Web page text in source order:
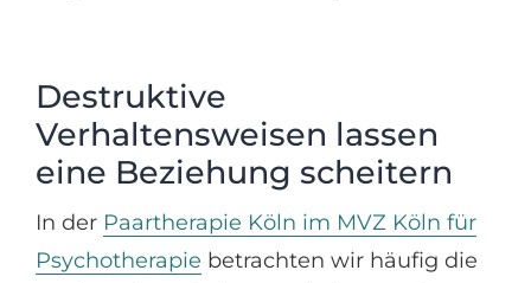
Destruktive
Verhaltensweisen lassen
eine Beziehung scheitern
In der Paartherapie Köln im MVZ Köln für
Psychotherapie betrachten wir häufig die